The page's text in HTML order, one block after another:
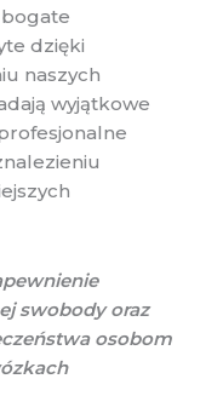
dzięki
naszych
wyjątkowe
swobody oraz
osobom